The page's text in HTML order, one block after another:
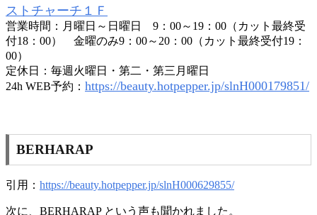
ストチャーチ１Ｆ
営業時間：月曜日～日曜日 9：00～19：00（カット最終受
付18：00） 金曜のみ9：00～20：00（カット最終受付19：
00）
定休日：毎週火曜日・第二・第三月曜日
24h WEB予約： https://beauty.hotpepper.jp/slnH000179851/
BERHARAP
引用： https://beauty.hotpepper.jp/slnH000629855/
次に、BERHARAP という声も聞かれました。